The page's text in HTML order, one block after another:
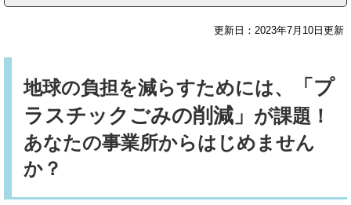
更新日：2023年7月10日更新
地球の負担を減らすためには、 「 プ
ラスチックごみの削減 」 が課題！
あなたの事業所からはじめません
か？